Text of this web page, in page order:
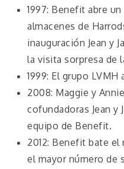
1997: Benefit abre
almacenes de
inauguración Jean y
la visita sorpresa de
1999: El grupo
2008: Maggie y
cofundadoras Jean y
equipo de Benefit.
2012: Benefit bate el
el mayor número de